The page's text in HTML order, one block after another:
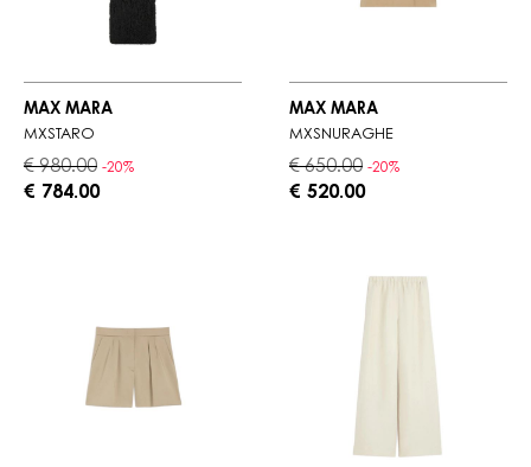
MAX MARA
MXSTARO
€ 980.00 -20%
€ 784.00
MAX MARA
MXSNURAGHE
€ 650.00 -20%
€ 520.00